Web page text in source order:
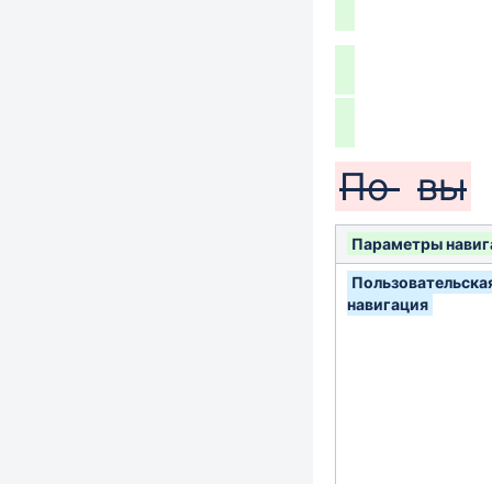
По вы
Параметры
навигация